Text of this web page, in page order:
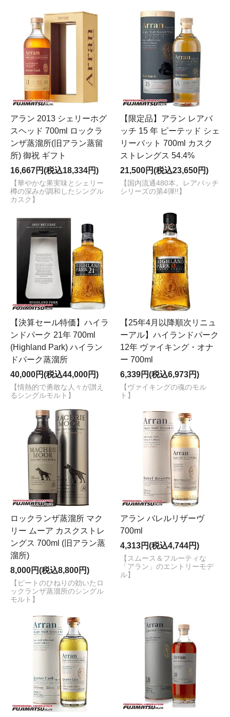
アラン 2013 シェリーホグ
スヘッド 700ml ロックラ
ンザ蒸溜所(旧アラン蒸留
所) 御祝 ギフト
16,667円(税込18,334円)
【華やかな果実味とシェリー
樽の深みが調和したシングル
カスク】
【限定品】アラン レアバ
ッチ 15 年 ピーテッド シェ
リーバット 700ml カスク
ストレングス 54.4%
21,500円(税込23,650円)
【国内流通480本。レアバッチ
シリーズの第4弾!!】
【決算セール特価】ハイラ
ンドパーク 21年 700ml
(Highland Park) ハイラン
ドパーク蒸溜所
40,000円(税込44,000円)
【情熱的で勇敢な人々が讃え
るシングルモルト】
【25年4月以降順次リニュ
ーアル】ハイランドパーク
12年 ヴァイキング・オナ
ー 700ml
6,339円(税込6,973円)
【ヴァイキングの魂のモル
ト】
ロックランザ蒸溜所 マク
リー ムーア カスクストレ
ングス 700ml (旧アラン蒸
溜所)
8,000円(税込8,800円)
【ピートのひねりの効いたロ
ックランザ蒸溜所のシングル
モルト】
アラン バレルリザーヴ
700ml
4,313円(税込4,744円)
【スムース＆フルーティな
「アラン」のエントリーモデ
ル】